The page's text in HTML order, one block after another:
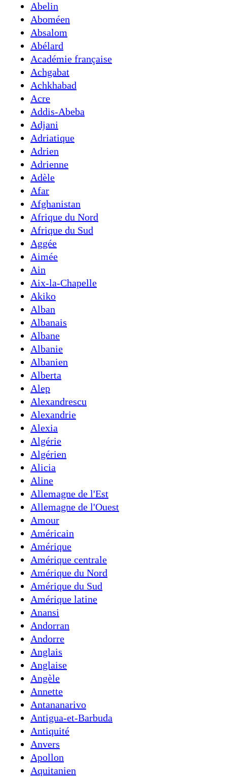
Abelin
Aboméen
Absalom
Abélard
Académie française
Achgabat
Achkhabad
Acre
Addis-Abeba
Adjani
Adriatique
Adrien
Adrienne
Adèle
Afar
Afghanistan
Afrique du Nord
Afrique du Sud
Aggée
Aimée
Ain
Aix-la-Chapelle
Akiko
Alban
Albanais
Albane
Albanie
Albanien
Alberta
Alep
Alexandrescu
Alexandrie
Alexia
Algérie
Algérien
Alicia
Aline
Allemagne de l'Est
Allemagne de l'Ouest
Amour
Américain
Amérique
Amérique centrale
Amérique du Nord
Amérique du Sud
Amérique latine
Anansi
Andorran
Andorre
Anglais
Anglaise
Angèle
Annette
Antananarivo
Antigua-et-Barbuda
Antiquité
Anvers
Apollon
Aquitanien